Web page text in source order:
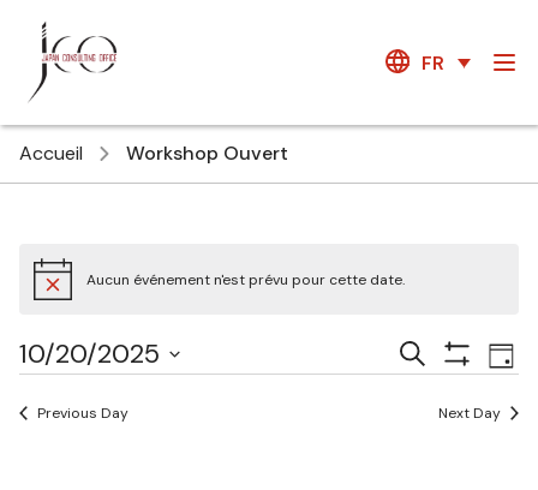
FR
Accueil Workshop Ouvert
Aucun événement n'est prévu pour cette date.
Courses
Search
and
Recherche
ShowJour
10/20/2025
date.
Previous Day Next Day